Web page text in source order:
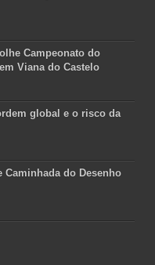
Campeonato do
Viana do Castelo
global e o risco da
Caminhada do Desenho